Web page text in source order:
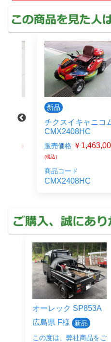
新品
チクスイキャニコム
CMX2408HC
販売価格 ￥1,463,000-
商品コード
CMX2408HC
オーレック SP853A
広島県 F様
新品
この度は、弊社商品をご